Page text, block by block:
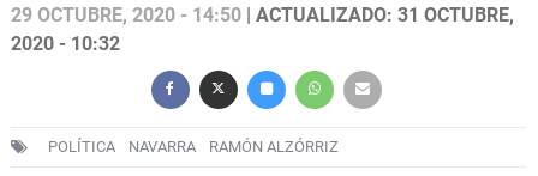
29 OCTUBRE, 2020 - 14:50 | ACTUALIZADO: 31 OCTUBRE,
2020 - 10:32
POLÍTICA NAVARRA RAMÓN ALZÓRRIZ